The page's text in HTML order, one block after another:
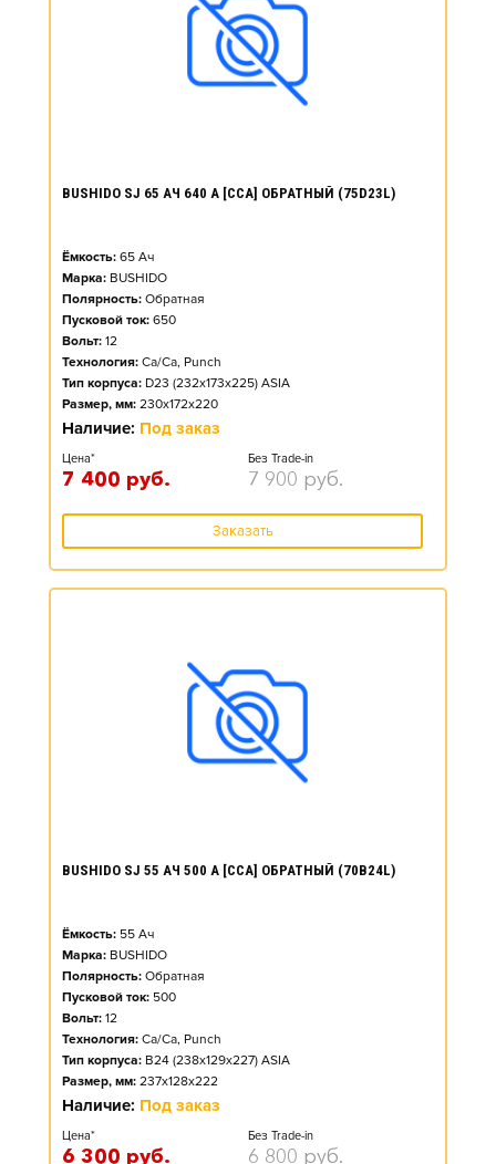
BUSHIDO SJ 65 АЧ 640 А [CCA] ОБРАТНЫЙ (75D23L)
Ёмкость: 65 Ач
Марка: BUSHIDO
Полярность: Обратная
Пусковой ток: 650
Вольт: 12
Технология: Ca/Ca, Punch
Тип корпуса: D23 (232x173x225) ASIA
Размер, мм: 230x172x220
Наличие: Под заказ
Цена*
7 400 руб.
Без Trade-in
7 900 руб.
Заказать
BUSHIDO SJ 55 АЧ 500 А [CCA] ОБРАТНЫЙ (70B24L)
Ёмкость: 55 Ач
Марка: BUSHIDO
Полярность: Обратная
Пусковой ток: 500
Вольт: 12
Технология: Ca/Ca, Punch
Тип корпуса: B24 (238x129x227) ASIA
Размер, мм: 237x128x222
Наличие: Под заказ
Цена*
6 300 руб.
Без Trade-in
6 800 руб.